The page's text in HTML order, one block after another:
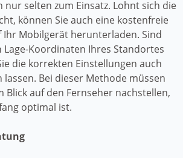
nur selten zum Einsatz. Lohnt sich die
können Sie auch eine kostenfreie
Ihr Mobilgerät herunterladen. Sind
Lage-Koordinaten Ihres Standortes
die korrekten Einstellungen auch
Bei dieser Methode müssen
Blick auf den Fernseher nachstellen,
optimal ist.